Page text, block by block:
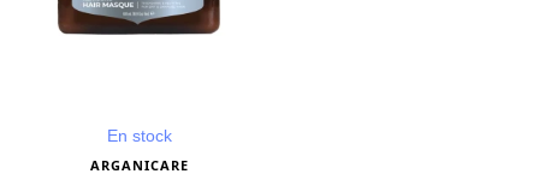
En stock
ARGANICARE